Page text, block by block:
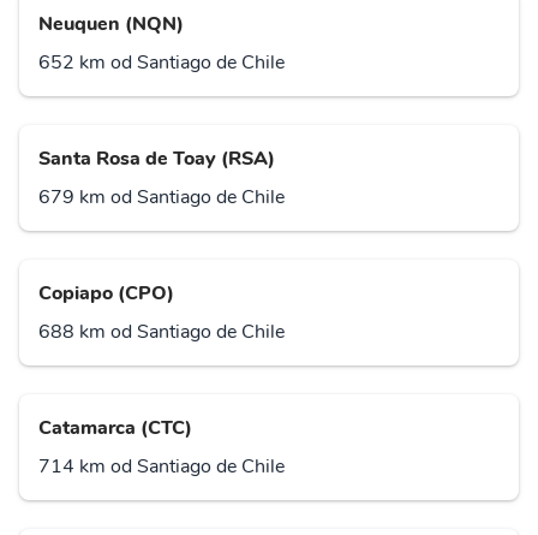
Neuquen (NQN)
652 km od Santiago de Chile
Santa Rosa de Toay (RSA)
679 km od Santiago de Chile
Copiapo (CPO)
688 km od Santiago de Chile
Catamarca (CTC)
714 km od Santiago de Chile